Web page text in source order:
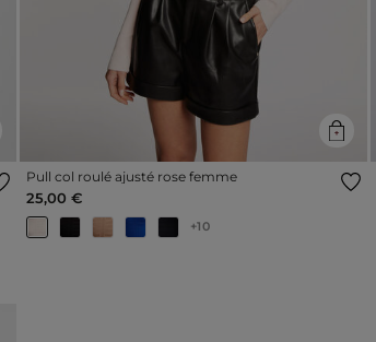
Pull col roulé ajusté rose femme
25,00 €
+10